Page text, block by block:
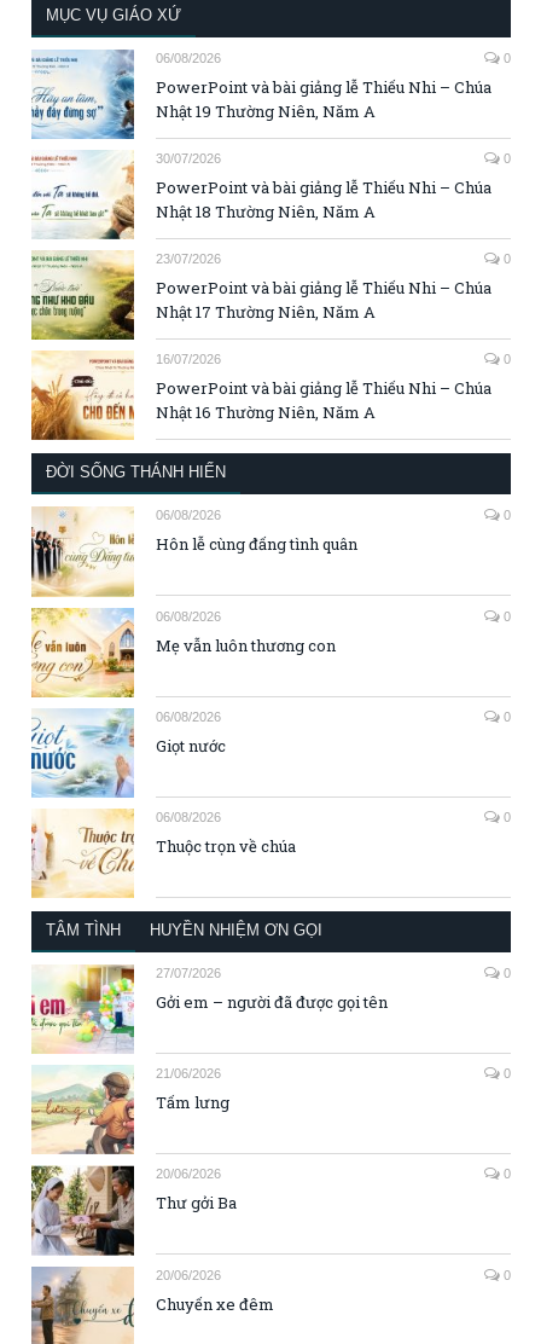
MỤC VỤ GIÁO XỨ
06/08/2026 0
PowerPoint và bài giảng lễ Thiếu Nhi – Chúa
Nhật 19 Thường Niên, Năm A
30/07/2026 0
PowerPoint và bài giảng lễ Thiếu Nhi – Chúa
Nhật 18 Thường Niên, Năm A
23/07/2026 0
PowerPoint và bài giảng lễ Thiếu Nhi – Chúa
Nhật 17 Thường Niên, Năm A
16/07/2026 0
PowerPoint và bài giảng lễ Thiếu Nhi – Chúa
Nhật 16 Thường Niên, Năm A
ĐỜI SỐNG THÁNH HIẾN
06/08/2026 0
Hôn lễ cùng đấng tình quân
06/08/2026 0
Mẹ vẫn luôn thương con
06/08/2026 0
Giọt nước
06/08/2026 0
Thuộc trọn về chúa
TÂM TÌNH HUYỀN NHIỆM ƠN GỌI
27/07/2026 0
Gởi em – người đã được gọi tên
21/06/2026 0
Tấm lưng
20/06/2026 0
Thư gởi Ba
20/06/2026 0
Chuyến xe đêm